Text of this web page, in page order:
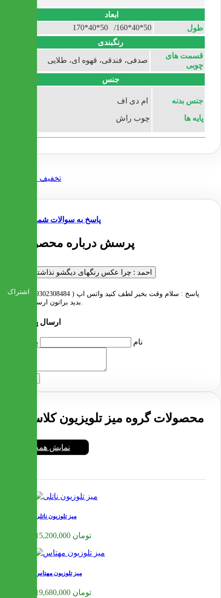
ابعاد
طول
50*40*160/ 50*40*170
رنگبندی
قسمت های
چوبی
صدفی، فندقی، قهوه ای، طلایی
جنس
جنس بدنه
پایه ها
ام دی اف
چوب راش
پاسخ به سوالات شما
1 پرسش درباره محصول
احمد : چرا عکس رنگهای دیگشو نذاشتید؟؟؟
پاسخ :
سلام وقت بخیر لطف کنید واتس اپ ( 09302308484 ) پیام
بدید براتون ارسال شود.
ارسال پرسش
نام پرسش
محصولات گروه میز تلویزیون کلاسیک
نمایش همه
میز تلوزیون ناتلی
15,200,000 تومان
میز تلوزیون مهتاس
19,680,000 تومان
اشتراک